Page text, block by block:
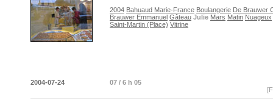
2004 Bahuaud Marie-France Boulangerie De Brauwer
Brauwer Emmanuel Gâteau Julie Mars Matin Nuageux
Saint-Martin (Place) Vitrine
2004-07-24
07 / 6 h 05